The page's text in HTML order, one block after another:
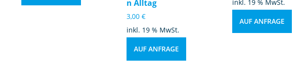
n Alltag
3,00€
inkl. 19 % MwSt.
AUF ANFRAGE
inkl. 19 % MwSt.
AUF ANFRAGE